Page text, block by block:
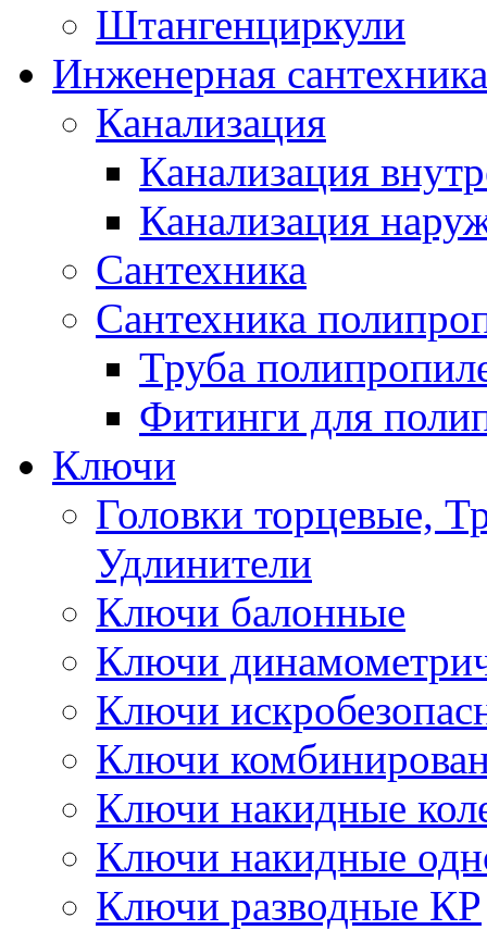
Штангенциркули
Инженерная сантехника
Канализация
Канализация
Канализация
Сантехника
Сантехника
Труба
Фитинги для
Ключи
Головки торцевые,
Удлинители
Ключи балонные
Ключи
Ключи
Ключи
Ключи накидные
Ключи накидные
Ключи разводные КР